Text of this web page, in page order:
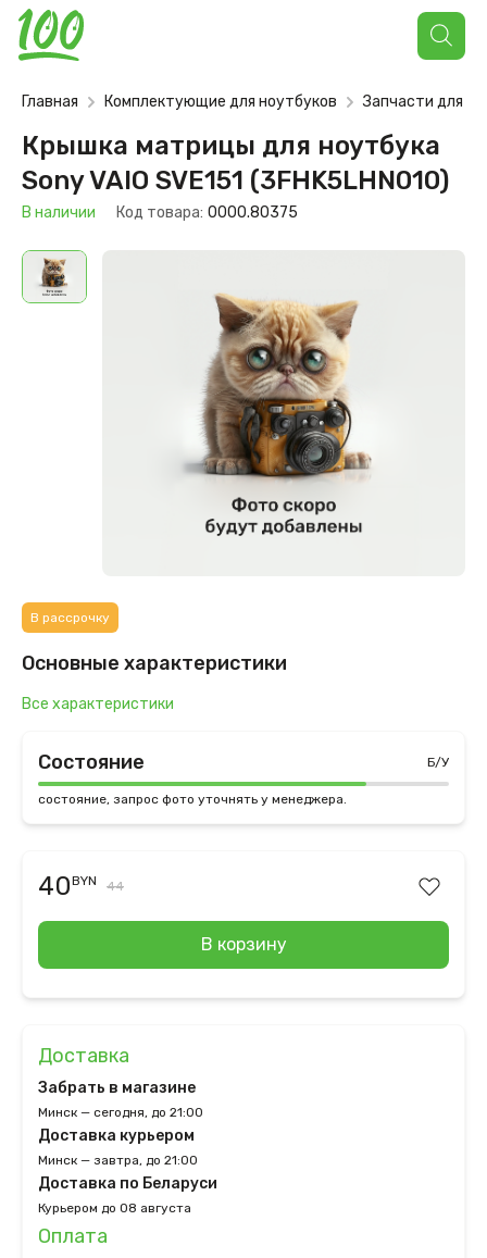
Поиск
товаров
Главная Комплектующие для ноутбуков Запчасти для
Крышка матрицы для ноутбука
Sony VAIO SVE151 (3FHK5LHN010)
В наличии Код товара: 0000.80375
В рассрочку
Основные характеристики
Все характеристики
Состояние Б/У
состояние, запрос фото уточнять у менеджера.
40BYN 44
В корзину
Доставка
Забрать в магазине
Минск — сегодня, до 21:00
Доставка курьером
Минск — завтра, до 21:00
Доставка по Беларуси
Курьером до 08 августа
Оплата